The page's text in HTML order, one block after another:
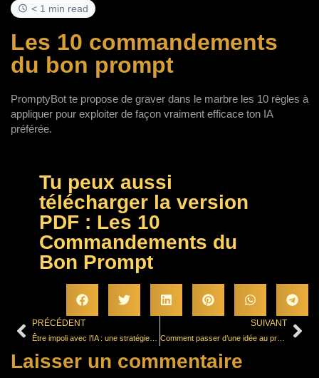
< 1 min read
Les 10 commandements
du bon prompt
PromptyBot te propose de graver dans le marbre les 10 règles à
appliquer pour exploiter de façon vraiment efficace ton IA
préférée.
Tu peux aussi
télécharger la version
PDF : Les 10
Commandements du
Bon Prompt
PRÉCÉDENT SUIVANT
Comment passer d’une idée au projet en 2 clics grâce à l’IA
Laisser un commentaire